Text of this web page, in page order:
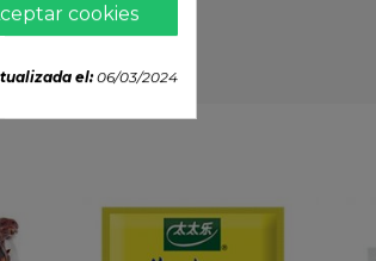
cookies
el:06/03/2024